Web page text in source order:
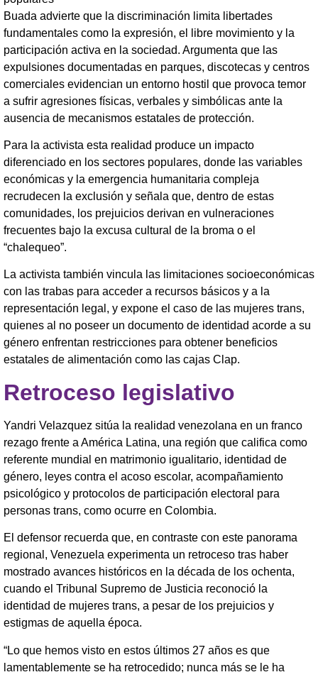
Buada advierte que la discriminación limita libertades
fundamentales como la expresión, el libre movimiento y la
participación activa en la sociedad. Argumenta que las
expulsiones documentadas en parques, discotecas y centros
comerciales evidencian un entorno hostil que provoca temor
a sufrir agresiones físicas, verbales y simbólicas ante la
ausencia de mecanismos estatales de protección.
Para la activista esta realidad produce un impacto
diferenciado en los sectores populares, donde las variables
económicas y la emergencia humanitaria compleja
recrudecen la exclusión y señala que, dentro de estas
comunidades, los prejuicios derivan en vulneraciones
frecuentes bajo la excusa cultural de la broma o el
“chalequeo”.
La activista también vincula las limitaciones socioeconómicas
con las trabas para acceder a recursos básicos y a la
representación legal, y expone el caso de las mujeres trans,
quienes al no poseer un documento de identidad acorde a su
género enfrentan restricciones para obtener beneficios
estatales de alimentación como las cajas Clap.
Retroceso legislativo
Yandri Velazquez sitúa la realidad venezolana en un franco
rezago frente a América Latina, una región que califica como
referente mundial en matrimonio igualitario, identidad de
género, leyes contra el acoso escolar, acompañamiento
psicológico y protocolos de participación electoral para
personas trans, como ocurre en Colombia.
El defensor recuerda que, en contraste con este panorama
regional, Venezuela experimenta un retroceso tras haber
mostrado avances históricos en la década de los ochenta,
cuando el Tribunal Supremo de Justicia reconoció la
identidad de mujeres trans, a pesar de los prejuicios y
estigmas de aquella época.
“Lo que hemos visto en estos últimos 27 años es que
lamentablemente se ha retrocedido; nunca más se le ha